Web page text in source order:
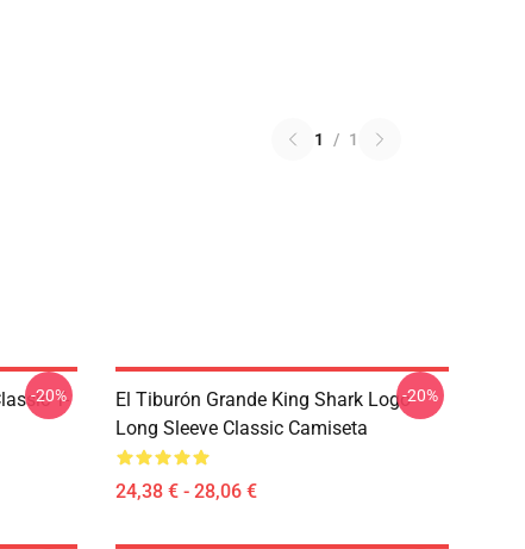
1 / 1
T-
-20%
El Tiburón Grande King Shark Logo
Long Sleeve Classic Camiseta
24,38 € - 28,06 €
-20%